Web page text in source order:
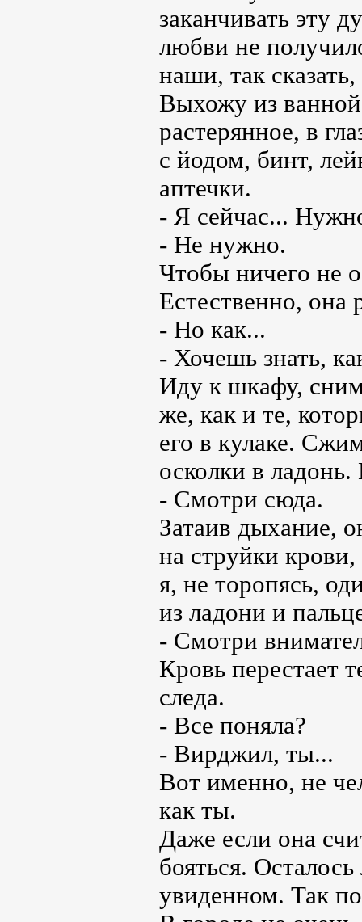
заканчивать эту
любви не
наши, так
Выхожу из
растерянное, в
с йодом, бинт,
аптечки.
- Я сейчас...
- Не нужно.
Чтобы ничего не
Естественно, она
- Но как...
- Хочешь знать,
Иду к шкафу,
же, как и те,
его в кулаке.
осколки в
- Смотри сюда.
Затаив дыхание,
на струйки
я, не торопясь,
из ладони и
- Смотри
Кровь перестает
следа.
- Все поняла?
- Вирджил, ты...
Вот именно, не
как ты.
Даже если она
бояться.
увиденном. Так